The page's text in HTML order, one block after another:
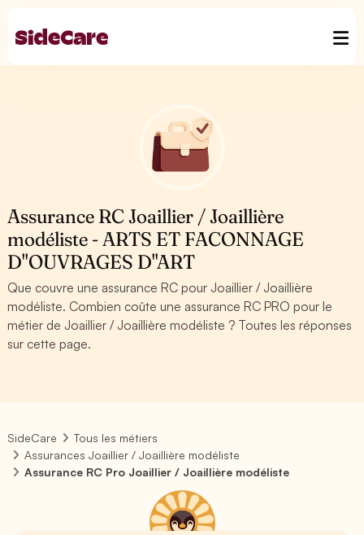
Assurance RC Joaillier / Joaillière
modéliste - ARTS ET FACONNAGE
D''OUVRAGES D''ART
Que couvre une assurance RC pour Joaillier / Joaillière
modéliste. Combien coûte une assurance RC PRO pour le
métier de Joaillier / Joaillière modéliste ? Toutes les réponses
sur cette page.
SideCare
Tous les métiers
Assurances Joaillier / Joaillière modéliste
Assurance RC Pro Joaillier / Joaillière modéliste